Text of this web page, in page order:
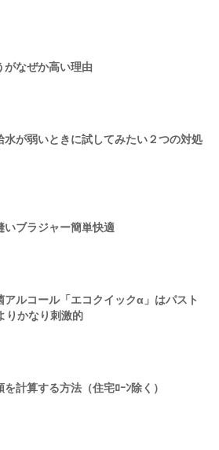
がなぜか高い理由
水が弱いときに試してみたい２つの対処
いブラジャー簡単快適
アルコール「エコクイックα」はパスト
りかなり刺激的
計算する方法（住宅ﾛｰﾝ除く）